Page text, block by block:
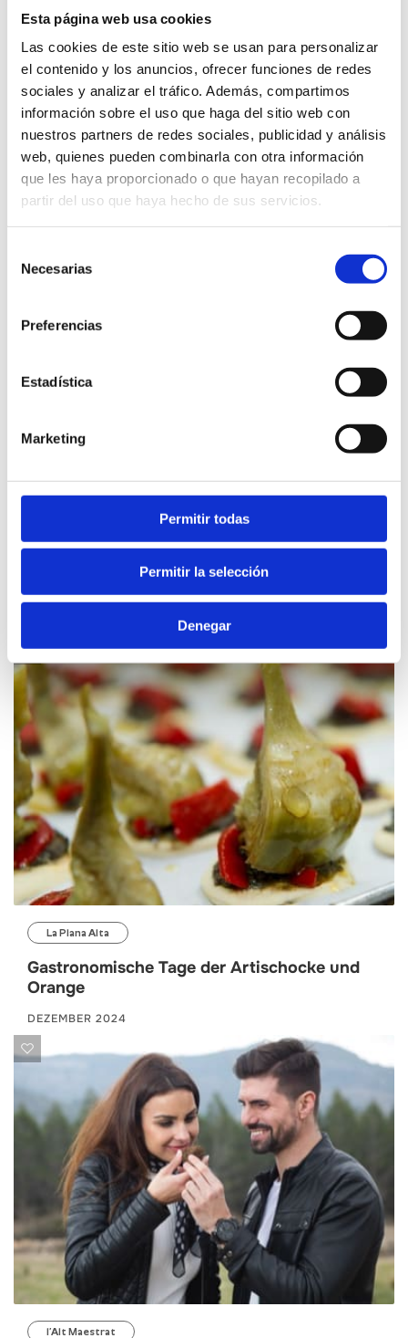
Esta página web usa cookies
Las cookies de este sitio web se usan para personalizar
el contenido y los anuncios, ofrecer funciones de redes
sociales y analizar el tráfico. Además, compartimos
información sobre el uso que haga del sitio web con
nuestros partners de redes sociales, publicidad y análisis
web, quienes pueden combinarla con otra información
que les haya proporcionado o que hayan recopilado a
partir del uso que haya hecho de sus servicios.
Necesarias
Preferencias
Estadística
Marketing
Permitir todas
Permitir la selección
Denegar
Verwandte Inhalte
La Plana Alta
Gastronomische Tage der Artischocke und
Orange
DEZEMBER 2024
l’Alt Maestrat